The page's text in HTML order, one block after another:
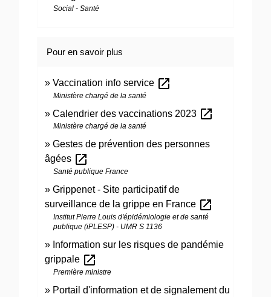
Social - Santé
Pour en savoir plus
Vaccination info service open_in_new
Ministère chargé de la santé
Calendrier des vaccinations 2023 open_in_new
Ministère chargé de la santé
Gestes de prévention des personnes
âgées open_in_new
Santé publique France
Grippenet - Site participatif de
surveillance de la grippe en France open_in_new
Institut Pierre Louis d'épidémiologie et de santé
publique (iPLESP) - UMR S 1136
Information sur les risques de pandémie
grippale open_in_new
Première ministre
Portail d'information et de signalement du